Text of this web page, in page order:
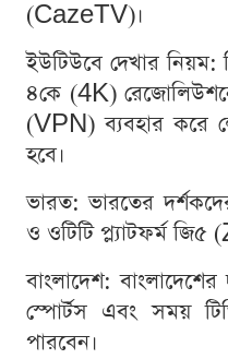
(CazeTV)।
ইউটিউবে দেখার নিয়ম:
৪কে (4K)
(VPN) ব্যবহার করে
হবে।
ভারত: ভারতের
ও ওটিটি প্ল্যাটফর্ম
বাংলাদেশ:
স্পোর্টস এবং সময়
পারবেন।